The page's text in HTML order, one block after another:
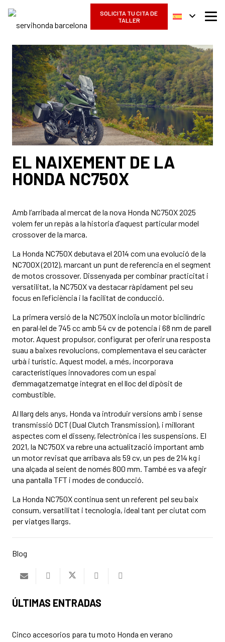
SOLICITA TU CITA DE
TALLER
EL NAIXEMENT DE LA
HONDA NC750X
Amb l’arribada al mercat de la nova Honda NC750X 2025
volem fer un repàs a la historia d’aquest particular model
crossover de la marca.
La Honda NC750X debutava el 2014 com una evolució de la
NC700X (2012), marcant un punt de referencia en el segment
de motos crossover. Dissenyada per combinar practicitat i
versatilitat, la NC750X va destacar ràpidament pel seu
focus en l’eficiència i la facilitat de conducció.
La primera versió de la NC750X incloïa un motor bicilíndric
en paral·lel de 745 cc amb 54 cv de potencia i 68 nm de parell
motor. Aquest propulsor, configurat per oferir una resposta
suau a baixes revolucions, complementava el seu caràcter
urbà i turístic. Aquest model, a més, incorporava
característiques innovadores com un espai
d’emmagatzematge integrat en el lloc del dipòsit de
combustible.
Al llarg dels anys, Honda va introduir versions amb i sense
transmissió DCT (Dual Clutch Transmission), i millorant
aspectes com el disseny, l’electrònica i les suspensions. El
2021, la NC750X va rebre una actualització important amb
un motor revisat que arribava als 59 cv, un pes de 214 kg i
una alçada al seient de només 800 mm. També es va afegir
una pantalla TFT i modes de conducció.
La Honda NC750X continua sent un referent pel seu baix
consum, versatilitat i tecnologia, ideal tant per ciutat com
per viatges llargs.
Blog
ÚLTIMAS ENTRADAS
Cinco accesorios para tu moto Honda en verano